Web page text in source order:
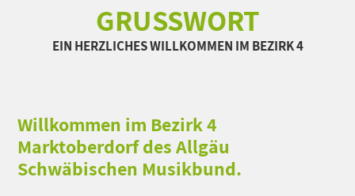
GRUSSWORT
EIN HERZLICHES WILLKOMMEN IM BEZIRK 4
Willkommen im Bezirk 4
Marktoberdorf des Allgäu
Schwäbischen Musikbund.